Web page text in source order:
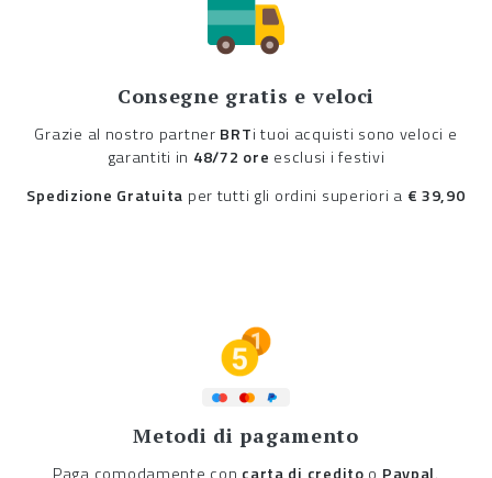
Consegne gratis e veloci
Grazie al nostro partner BRTi tuoi acquisti sono veloci e
garantiti in 48/72 ore esclusi i festivi
Spedizione Gratuita per tutti gli ordini superiori a € 39,90
Metodi di pagamento